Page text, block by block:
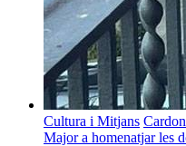
Cultura i Mitjans
Major a homenatjar les